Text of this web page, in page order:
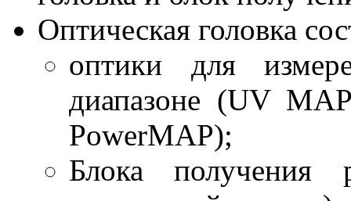
Оптическая головка
оптики для
диапазоне (UV
PowerMAP);
Блока получения